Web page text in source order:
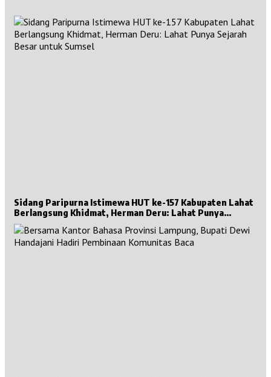
Sidang Paripurna Istimewa HUT ke-157 Kabupaten Lahat
Berlangsung Khidmat, Herman Deru: Lahat Punya
Sejarah Besar untuk Sumsel